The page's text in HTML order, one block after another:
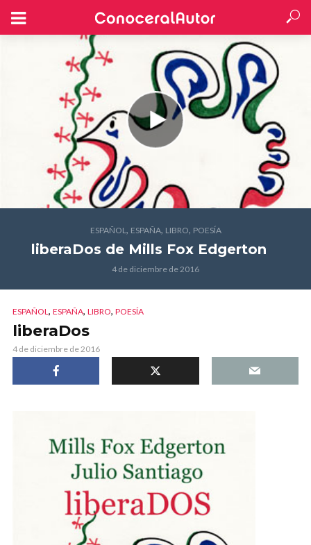
ESPAÑOL, ESPAÑA, LIBRO, POESÍA
liberaDos de Mills Fox Edgerton
4 de diciembre de 2016
ESPAÑOL, ESPAÑA, LIBRO, POESÍA
liberaDos
4 de diciembre de 2016